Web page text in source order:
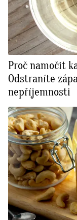
Proč namočit
Odstraníte
nepříjemnosti